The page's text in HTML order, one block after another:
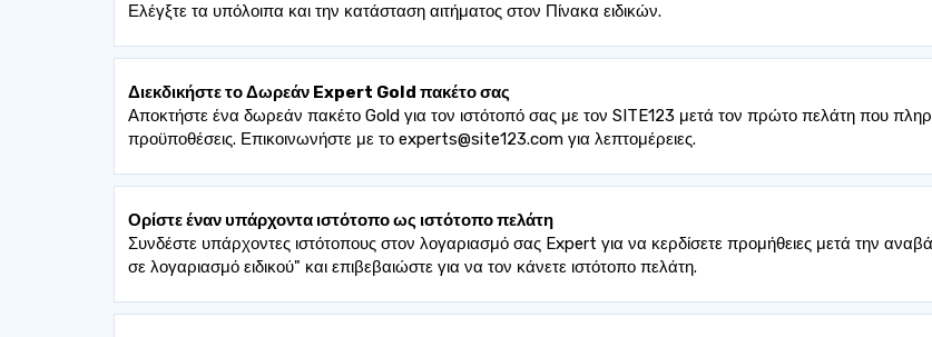
Ελέγξτε τα υπόλοιπα και την κατάσταση αιτήματος στον Πίνακα ειδικών.
Διεκδικήστε το Δωρεάν Expert Gold πακέτο σας
Αποκτήστε ένα δωρεάν πακέτο Gold για τον ιστότοπό σας με τον SITE123 μετά τον πρώτο πελάτη που
προϋποθέσεις. Επικοινωνήστε με το experts@site123.com για λεπτομέρειες.
Ορίστε έναν υπάρχοντα ιστότοπο ως ιστότοπο πελάτη
Συνδέστε υπάρχοντες ιστότοπους στον λογαριασμό σας Expert για να κερδίσετε προμήθειες μετά την
σε λογαριασμό ειδικού" και επιβεβαιώστε για να τον κάνετε ιστότοπο πελάτη.